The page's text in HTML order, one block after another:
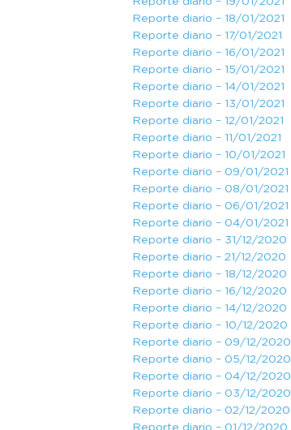
Reporte diario – 18/01/2021
Reporte diario – 17/01/2021
Reporte diario – 16/01/2021
Reporte diario – 15/01/2021
Reporte diario – 14/01/2021
Reporte diario – 13/01/2021
Reporte diario – 12/01/2021
Reporte diario – 11/01/2021
Reporte diario – 10/01/2021
Reporte diario – 09/01/2021
Reporte diario – 08/01/2021
Reporte diario – 06/01/2021
Reporte diario – 04/01/2021
Reporte diario – 31/12/2020
Reporte diario – 21/12/2020
Reporte diario – 18/12/2020
Reporte diario – 16/12/2020
Reporte diario – 14/12/2020
Reporte diario – 10/12/2020
Reporte diario – 09/12/2020
Reporte diario – 05/12/2020
Reporte diario – 04/12/2020
Reporte diario – 03/12/2020
Reporte diario – 02/12/2020
Reporte diario – 01/12/2020